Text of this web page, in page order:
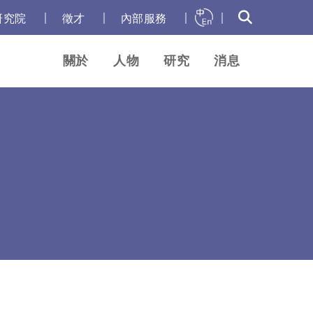
究院 徵才 內部服務
關於 人物 研究 消息